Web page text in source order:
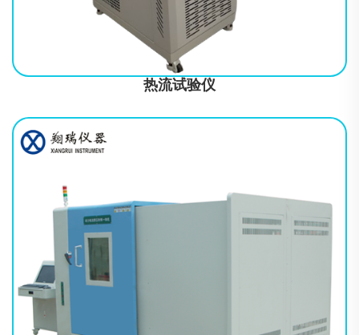
热流试验仪
符合标准UL 1642:2012 《锂电池标准》；MT/T 1051-2007 《矿灯
用锂离子蓄电池》；UL 2054: 2012 《家用和商用蓄电池组》；